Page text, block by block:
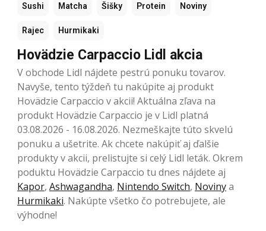
Sushi Matcha Šišky Protein Noviny
Rajec Hurmikaki
Hovädzie Carpaccio Lidl akcia
V obchode Lidl nájdete pestrú ponuku tovarov.
Navyše, tento týždeň tu nakúpite aj produkt
Hovädzie Carpaccio v akcii! Aktuálna zľava na
produkt Hovädzie Carpaccio je v Lidl platná
03.08.2026 - 16.08.2026. Nezmeškajte túto skvelú
ponuku a ušetrite. Ak chcete nakúpiť aj ďalšie
produkty v akcii, prelistujte si celý Lidl leták. Okrem
poduktu Hovädzie Carpaccio tu dnes nájdete aj
Kapor, Ashwagandha, Nintendo Switch, Novinya
Hurmikaki. Nakúpte všetko čo potrebujete, ale
výhodne!